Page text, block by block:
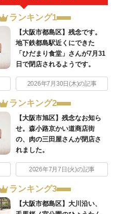
ランキング1
【大阪市都島区】残念です。
地下鉄都島駅近くにできた
「ひだまり食堂」さんが7月31
日で閉店されるようです。
2026年7月30日(木)の記事
ランキング2
【大阪市旭区】残念なお知ら
せ。森小路京かい道商店街
の、肉の三田屋さんが閉店さ
れました。
2026年7月7日(火)の記事
ランキング3
【大阪市都島区】大川沿い、